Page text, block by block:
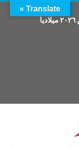
٢٠٢٦ميلاديا
Translate »